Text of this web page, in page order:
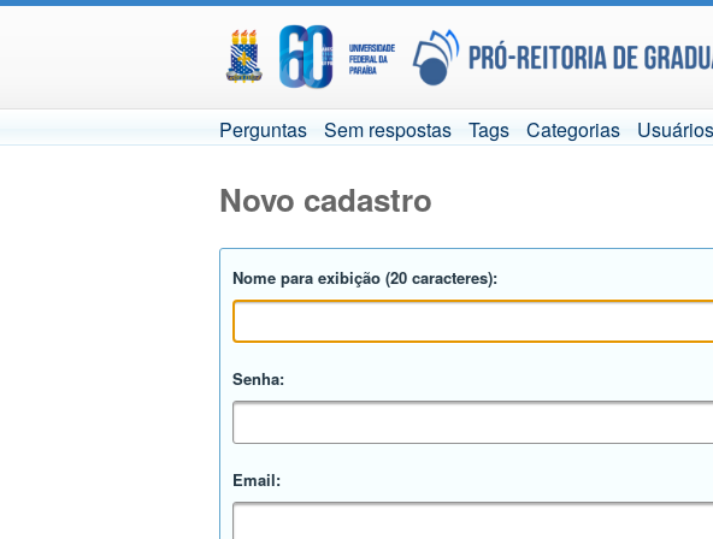
Perguntas Sem respostas Tags Categorias Usuários
Novo cadastro
Nome para exibição (20 caracteres):
Senha:
Email: